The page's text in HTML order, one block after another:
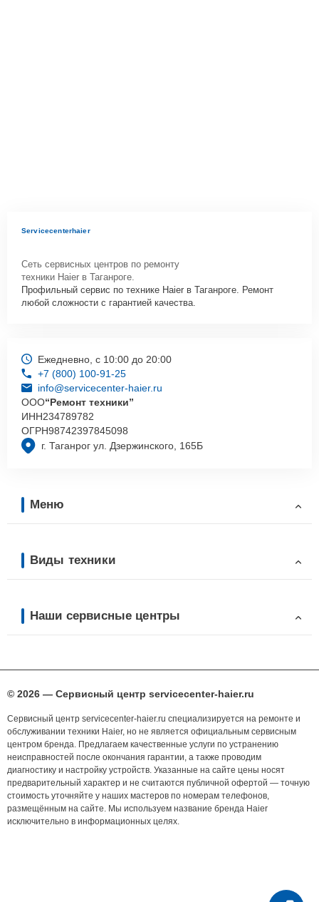
Servicecenterhaier
Сеть сервисных центров по ремонту
техники Haier в Таганроге.
Профильный сервис по технике Haier в Таганроге. Ремонт
любой сложности с гарантией качества.
г. Таганрог ул. Дзержинского, 165Б
Ежедневно, с 10:00 до 20:00
+7 (800) 100-91-25
info@servicecenter-haier.ru
ООО“Ремонт техники”
ИНН234789782
ОГРН98742397845098
Меню
Виды техники
Наши сервисные центры
© 2026 — Сервисный центр servicecenter-haier.ru
Сервисный центр servicecenter-haier.ru специализируется на ремонте и
обслуживании техники Haier, но не является официальным сервисным
центром бренда. Предлагаем качественные услуги по устранению
неисправностей после окончания гарантии, а также проводим
диагностику и настройку устройств. Указанные на сайте цены носят
предварительный характер и не считаются публичной офертой — точную
стоимость уточняйте у наших мастеров по номерам телефонов,
размещённым на сайте. Мы используем название бренда Haier
исключительно в информационных целях.